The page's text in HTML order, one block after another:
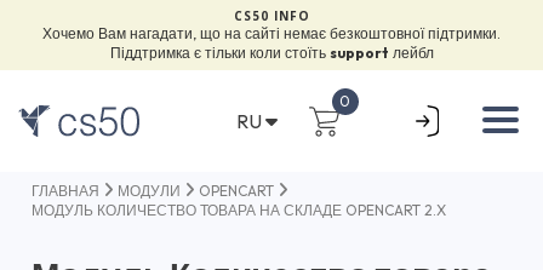
CS50 INFO
Хочемо Вам нагадати, що на сайті немає безкоштовної підтримки.
Піддтримка є тільки коли стоїть support лейбл
RU
0
ГЛАВНАЯ МОДУЛИ
OPENCART
МОДУЛЬ КОЛИЧЕСТВО ТОВАРА НА СКЛАДЕ OPENCART 2.X